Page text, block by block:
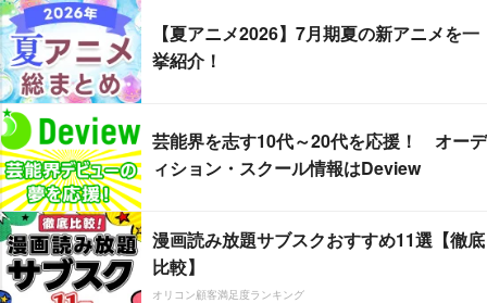
【夏アニメ2026】7月期夏の新アニメを一
挙紹介！
芸能界を志す10代～20代を応援！ オーデ
ィション・スクール情報はDeview
漫画読み放題サブスクおすすめ11選【徹底
比較】
オリコン顧客満足度ランキング